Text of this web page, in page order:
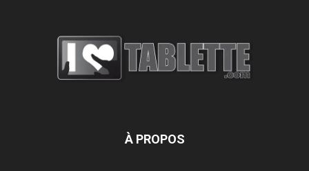
À PROPOS